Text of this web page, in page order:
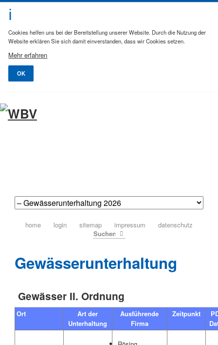
Cookies helfen uns bei der Bereitstellung unserer Website. Durch die Nutzung der
Website erklären Sie sich damit einverstanden, dass wir Cookies setzen.
Mehr erfahren
OK
navigation
home login sitemap impressum datenschutz
Gewässerunterhaltung
Gewässer II. Ordnung
Ort
Art der
Unterhaltung
Ausführende
Firma
Zeitpunkt